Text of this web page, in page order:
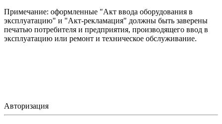
Примечание: оформленные "Акт ввода оборудования в
эксплуатацию" и "Акт-рекламация" должны быть заверены
печатью потребителя и предприятия, производящего ввод в
эксплуатацию или ремонт и техническое обслуживание.
Авторизация